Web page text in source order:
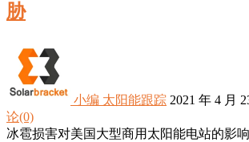
胁
小编 太阳能跟踪 2021 年 4 月
论(0)
冰雹损害对美国大型商用太阳能电站的影